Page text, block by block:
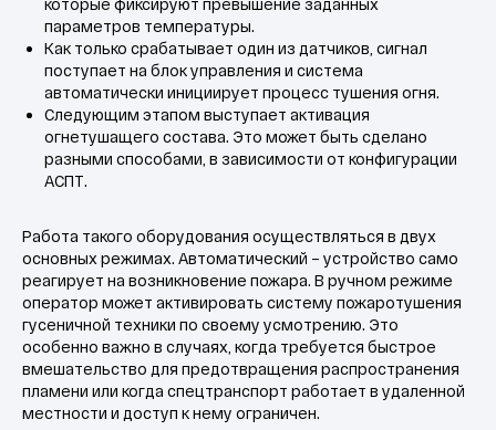
которые фиксируют превышение заданных
параметров температуры.
Как только срабатывает один из датчиков, сигнал
поступает на блок управления и система
автоматически инициирует процесс тушения огня.
Следующим этапом выступает активация
огнетушащего состава. Это может быть сделано
разными способами, в зависимости от конфигурации
АСПТ.
Работа такого оборудования осуществляться в двух
основных режимах. Автоматический – устройство само
реагирует на возникновение пожара. В ручном режиме
оператор может активировать систему пожаротушения
гусеничной техники по своему усмотрению. Это
особенно важно в случаях, когда требуется быстрое
вмешательство для предотвращения распространения
пламени или когда спецтранспорт работает в удаленной
местности и доступ к нему ограничен.
Регулярное техническое
обслуживание АСПТ
гусеничной техники